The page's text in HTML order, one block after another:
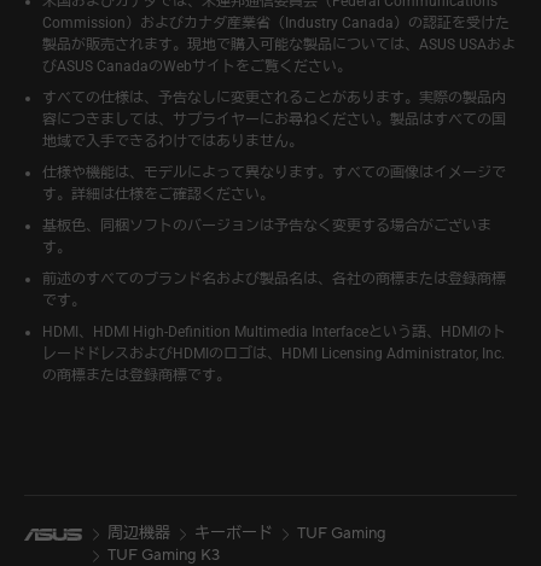
Commission）およびカナダ産業省（Industry Canada）の認証を受けた
製品が販売されます。現地で購入可能な製品については、ASUS USAおよ
びASUS CanadaのWebサイトをご覧ください。
すべての仕様は、予告なしに変更されることがあります。実際の製品内
容につきましては、サプライヤーにお尋ねください。製品はすべての国
地域で入手できるわけではありません。
仕様や機能は、モデルによって異なります。すべての画像はイメージで
す。詳細は仕様をご確認ください。
基板色、同梱ソフトのバージョンは予告なく変更する場合がございま
す。
前述のすべてのブランド名および製品名は、各社の商標または登録商標
です。
HDMI、HDMI High-Definition Multimedia Interfaceという語、HDMIのト
レードドレスおよびHDMIのロゴは、HDMI Licensing Administrator, Inc.
の商標または登録商標です。
周辺機器 キーボード
TUF Gaming
TUF Gaming K3